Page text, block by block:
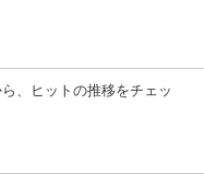
、ヒットの推移をチェッ